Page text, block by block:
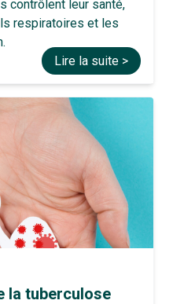
contrôlent leur santé,
respiratoires et les
Lire la suite >
la tuberculose